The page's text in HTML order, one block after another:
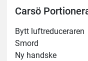
Carsö
Bytt luftreduceraren
Smord
Ny handske